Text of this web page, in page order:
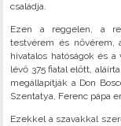
családja.
Ezen a reggelen, a
testvérem és nővérem,
hivatalos hatóságok és
lévő 375 fiatal előtt,
megállapítják a Don
Szentatya, Ferenc pápa
Ezekkel a szavakkal